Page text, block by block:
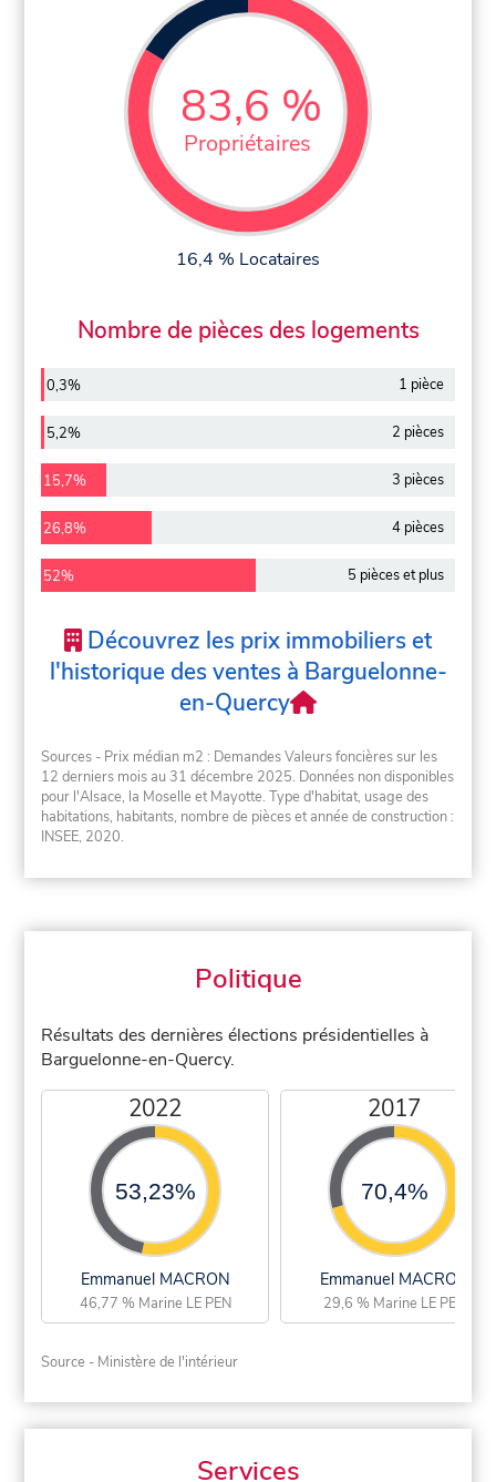
83,6 %
Propriétaires
16,4 % Locataires
Nombre de pièces des logements
0,3% 1 pièce
5,2% 2 pièces
15,7% 3 pièces
26,8% 4 pièces
52% 5 pièces et plus
Découvrez les prix immobiliers et
l'historique des ventes à Barguelonne-
en-Quercy
Sources - Prix médian m2 : Demandes Valeurs foncières sur les
12 derniers mois au 31 décembre 2025. Données non disponibles
pour l'Alsace, la Moselle et Mayotte. Type d'habitat, usage des
habitations, habitants, nombre de pièces et année de construction :
INSEE, 2020.
Politique
Résultats des dernières élections présidentielles à
Barguelonne-en-Quercy.
2022
53,23%
Emmanuel MACRON
46,77 % Marine LE PEN
2017
70,4%
Emmanuel MACRON
29,6 % Marine LE PEN
Source - Ministère de l'intérieur
Services